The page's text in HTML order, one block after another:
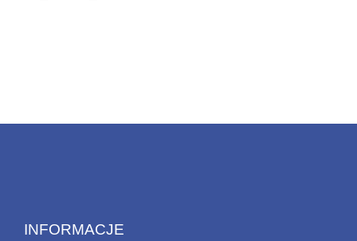
INFORMACJE